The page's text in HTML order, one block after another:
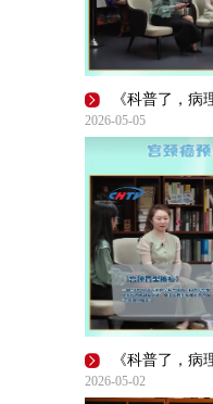
2026-05-05
2026-05-02